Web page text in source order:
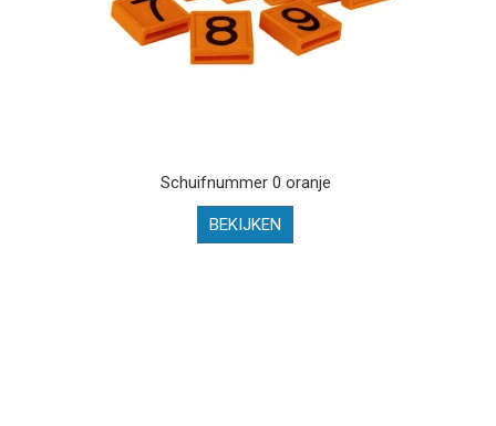
Schuifnummer 0 oranje
BEKIJKEN